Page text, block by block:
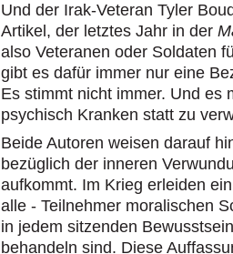
Und der Irak-Veteran Tyler
Artikel, der letztes Jahr in der
also Veteranen oder Soldaten
gibt es dafür immer nur eine
Es stimmt nicht immer. Und es
psychisch Kranken statt zu
Beide Autoren weisen darauf
bezüglich der inneren
aufkommt. Im Krieg erleiden
alle - Teilnehmer moralischen
in jedem sitzenden
behandeln sind. Diese